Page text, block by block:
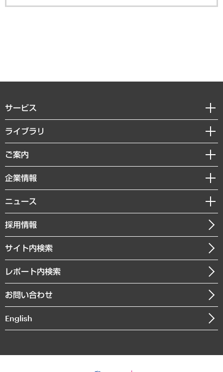
サービス
経営戦略
組織・人事戦略
デジタルイノベーション
共生・ダイバーシティ
GRC（ガバナンス・リスク・コンプライアンス）・防災（政策）
経済・産業・雇用・労働
まちづくり・観光・交通・スポーツ・スマートシティ
自然資源・農林水産業・食料システム
ライブラリ
経済調査
レポート
コラム
経営用語集
受託・受注実績（官公庁関連）
メディア掲載・出演
ご案内
セミナー・イベント情報
MUFGビジネスセミナー
受託案件情報
企業情報
私たちの想い
社長メッセージ
会社概要
沿革
組織図・本部部室紹介
インドネシア現地法人
個人情報保護方針
ニュース
ニュースリリース
お知らせ
採用情報
サイト内検索
レポート内検索
お問い合わせ
English